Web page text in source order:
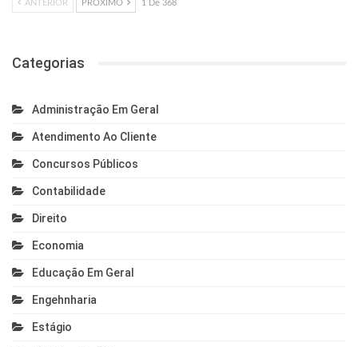
ANTERIOR PRÓXIMO 1 De 368
Categorias
Administração Em Geral
Atendimento Ao Cliente
Concursos Públicos
Contabilidade
Direito
Economia
Educação Em Geral
Engehnharia
Estágio